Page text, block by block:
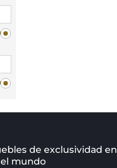
de exclusividad en
mundo